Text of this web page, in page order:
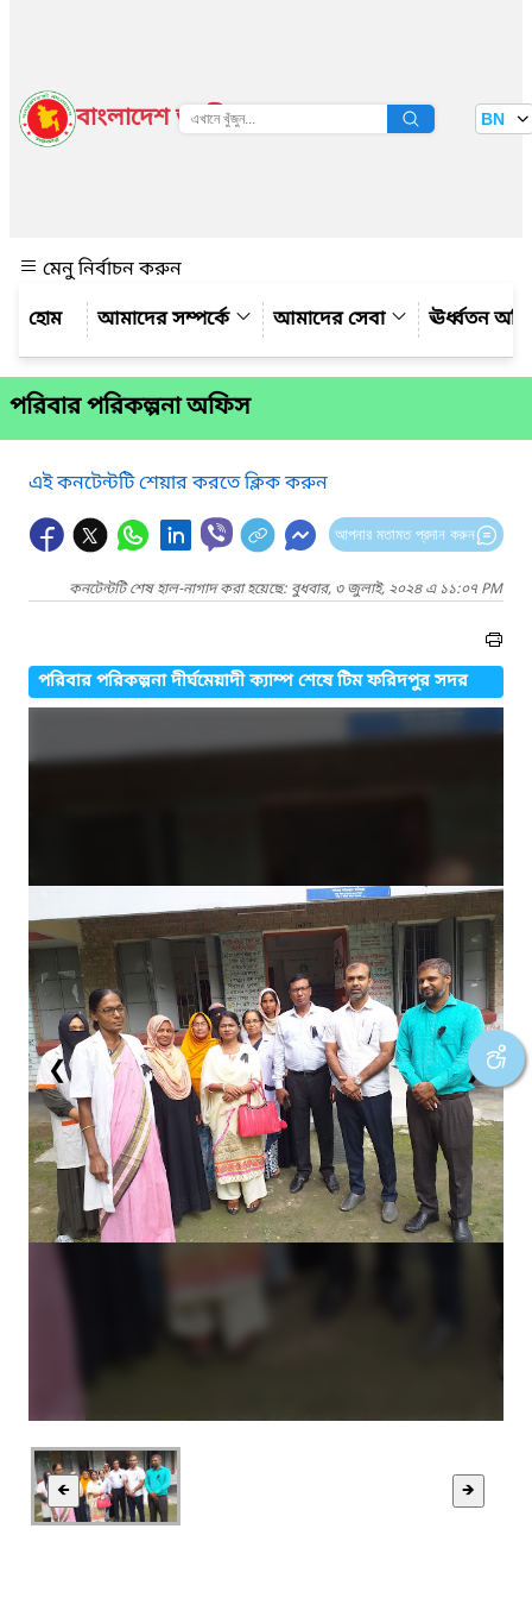
বাংলাদেশ জাতীয় তথ্য বাতায়ন BN
মেনু নির্বাচন করুন
আমাদের সম্পর্কে
আমাদের সেবা ঊর্ধ্বতন
পরিবার পরিকল্পনা অফিস
এই কনটেন্টটি শেয়ার করতে ক্লিক করুন
আপনার মতামত প্রদান করুন
কনটেন্টটি শেষ হাল-নাগাদ করা হয়েছে: বুধবার, ৩ জুলাই, ২০২৪ এ ১১:০৭ PM
পরিবার পরিকল্পনা দীর্ঘমেয়াদী ক্যাম্প শেষে টিম ফরিদপুর সদর
❮ ❯
🡸 🡺